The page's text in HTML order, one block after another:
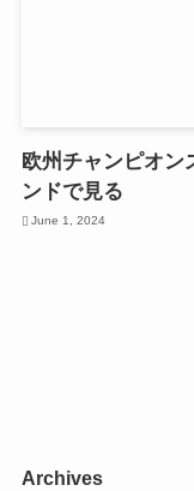
欧州チャンピオン
ンドで見る
June 1, 2024
Archives